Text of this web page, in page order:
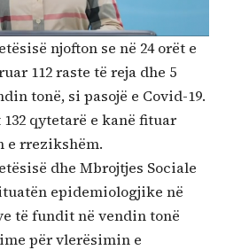
njofton se në 24 orët e
112 raste të reja dhe 5
tonë, si pasojë e Covid-19.
qytetarë e kanë fituar
e rrezikshëm.
dhe Mbrojtjes Sociale
epidemiologjike në
të fundit në vendin tonë
për vlerësimin e